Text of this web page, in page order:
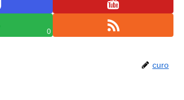
0
curo